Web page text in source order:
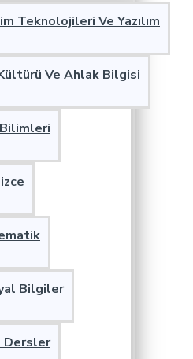
Teknolojileri Ve Yazılım
Ve Ahlak Bilgisi
Bilgiler
Dersler